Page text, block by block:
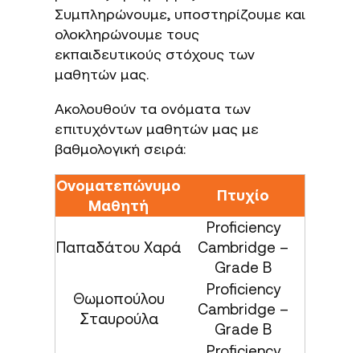
Συμπληρώνουμε, υποστηρίζουμε και
ολοκληρώνουμε τους
εκπαιδευτικούς στόχους των
μαθητών μας.
Ακολουθούν τα ονόματα των
επιτυχόντων μαθητών μας με
βαθμολογική σειρά:
Ονοματεπώνυμο
Μαθητή
Πτυχίο
Παπαδάτου Χαρά
Proficiency
Cambridge –
Grade Β
Θωμοπούλου
Σταυρούλα
Proficiency
Cambridge –
Grade Β